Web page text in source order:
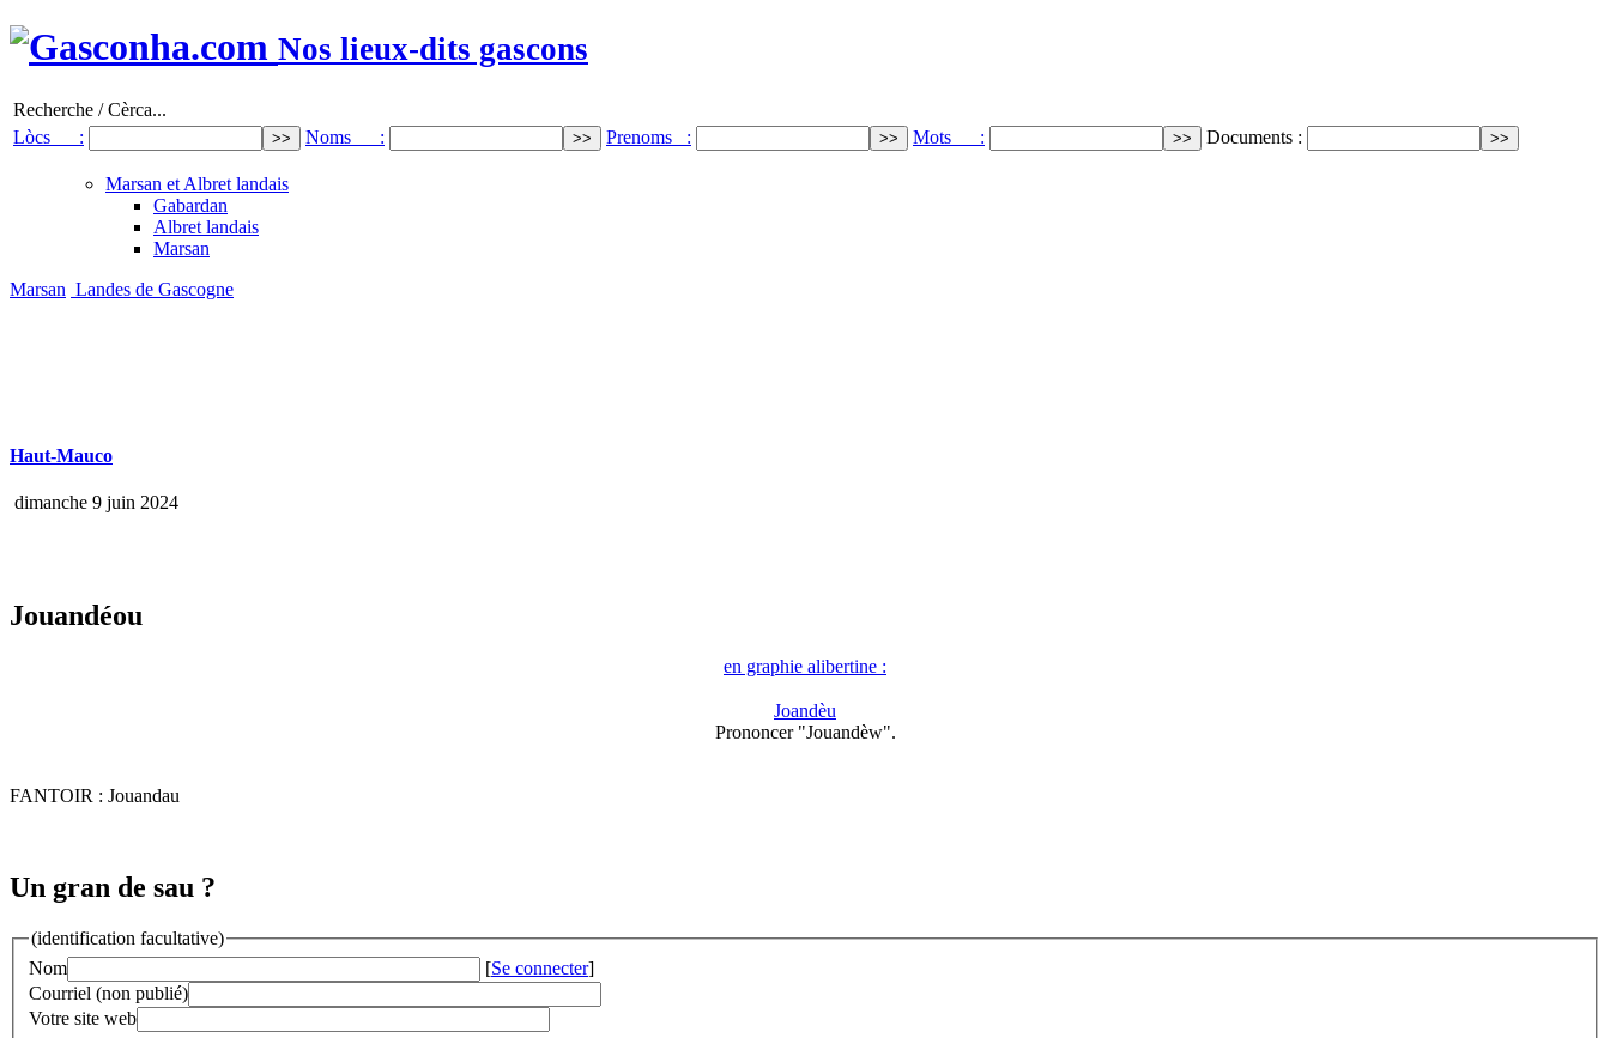
Nos lieux-dits gascons
Recherche / Cèrca...
Lòcs :
Noms : Prenoms : Mots : Documents :
Marsan et Albret landais
Gabardan
Albret landais
Marsan
Marsan Landes de Gascogne
Haut-Mauco
dimanche 9 juin 2024
Jouandéou
en graphie alibertine :
Joandèu
Prononcer "Jouandèw".
FANTOIR : Jouandau
Un gran de sau ?
(identification facultative)
Nom
[Se connecter]
Courriel (non publié)
Votre site web